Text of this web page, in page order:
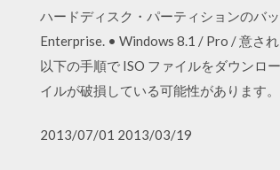
ハードディスク・パーティションのバ
Enterprise. • Windows 8.1 / Pro / 意さ
以下の手順で ISO ファイルをダウンロ
イルが破損している可能性があります。
2013/07/01 2013/03/19